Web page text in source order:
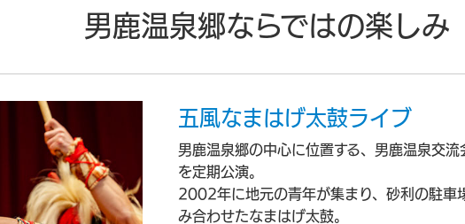
男鹿温泉郷ならではの楽しみ
五風なまはげ太鼓ライブ
男鹿温泉郷の中心に位置する、男鹿温泉交
を定期公演。
2002年に地元の青年が集まり、砂利の駐車
み合わせたなまはげ太鼓。